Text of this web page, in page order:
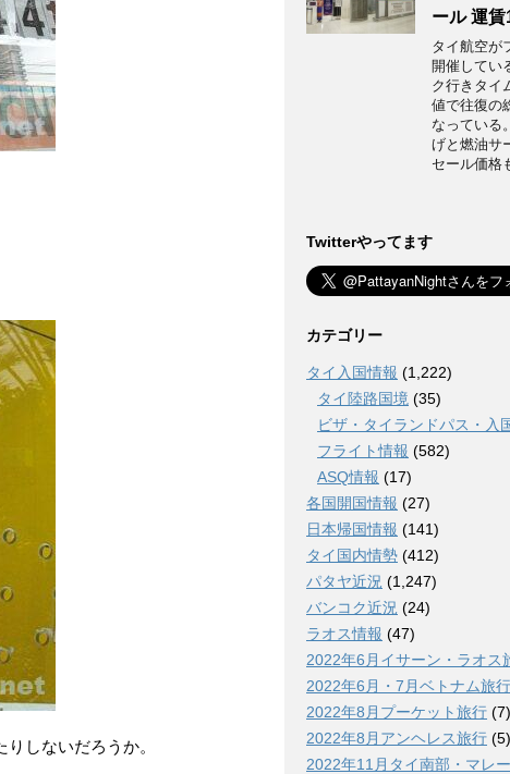
しないだろうか。
ール 運
タイ航空が
開催してい
ク行きタイ
値で往復の
なっている
げと燃油サ
セール価格
Twitterやってます
カテゴリー
タイ入国情報 (1,222)
タイ陸路国境 (35)
ビザ・タイランドパス・入
フライト情報 (582)
ASQ情報 (17)
各国開国情報 (27)
日本帰国情報 (141)
タイ国内情勢 (412)
パタヤ近況 (1,247)
バンコク近況 (24)
ラオス情報 (47)
2022年6月イサーン・ラオス
2022年6月・7月ベトナム旅行
2022年8月プーケット旅行 (7)
2022年8月アンヘレス旅行 (5)
2022年11月タイ南部・マレ